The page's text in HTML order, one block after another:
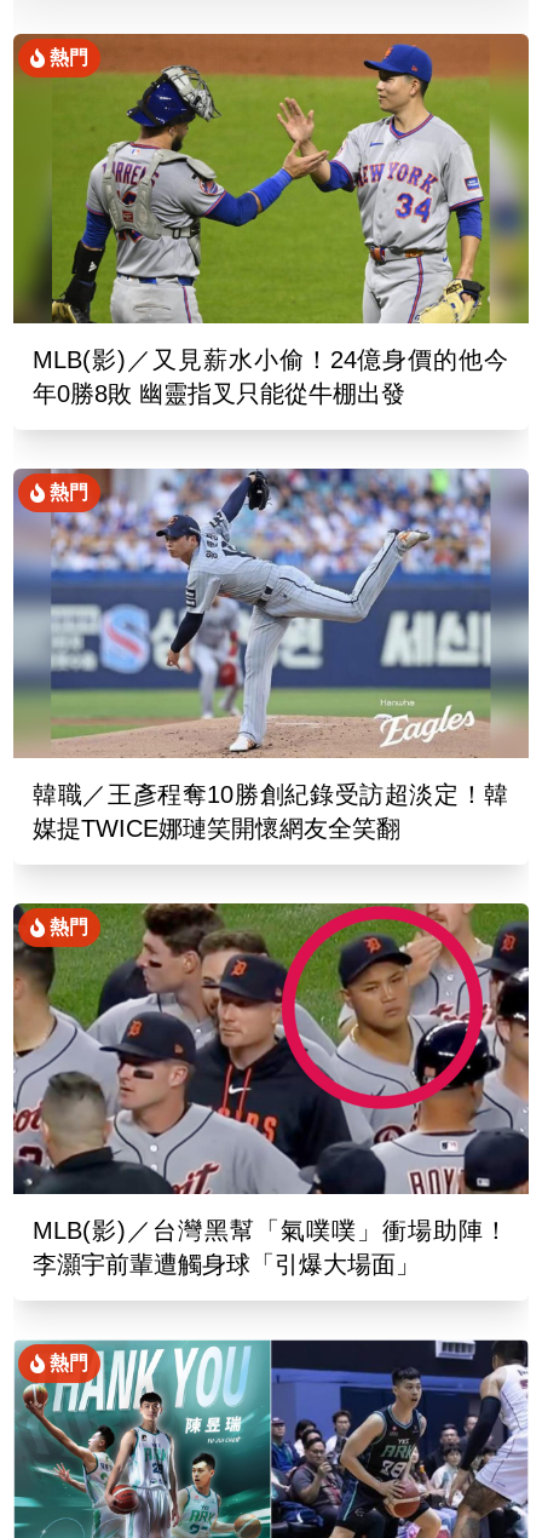
熱門
MLB(影)／又見薪水小偷！24億身價的他今
年0勝8敗 幽靈指叉只能從牛棚出發
熱門
韓職／王彥程奪10勝創紀錄受訪超淡定！韓
媒提TWICE娜璉笑開懷網友全笑翻
熱門
MLB(影)／台灣黑幫「氣噗噗」衝場助陣！
李灝宇前輩遭觸身球「引爆大場面」
熱門